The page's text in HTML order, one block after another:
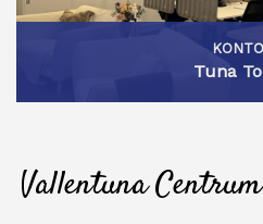
Tuna
Vallentuna